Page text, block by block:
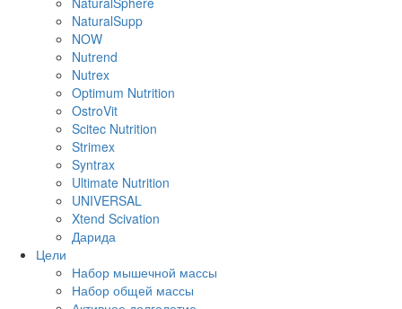
NaturalSupp
NOW
Nutrend
Nutrex
Optimum Nutrition
OstroVit
Scitec Nutrition
Strimex
Syntrax
Ultimate Nutrition
UNIVERSAL
Xtend Scivation
Дарида
Цели
Набор мышечной массы
Набор общей массы